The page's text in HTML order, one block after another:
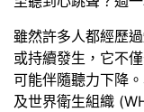
雖然許多人都經歷過
或持續發生，它不
可能伴隨聽力下降
及世界衛生組織